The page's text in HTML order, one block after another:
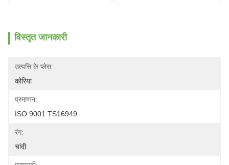
विस्तृत जानकारी
उत्पत्ति के प्लेस:
कोरिया
प्रमाणन:
ISO 9001 TS16949
रंग:
चांदी